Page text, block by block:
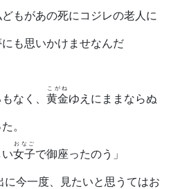
もがあの死にコジレの老人に
も思いかけませなんだ
なく、 黄金
こがね
ゆえにままならぬ
。
女子
おなご
で御座ったのう」
に今一度、見たいと思うてはお